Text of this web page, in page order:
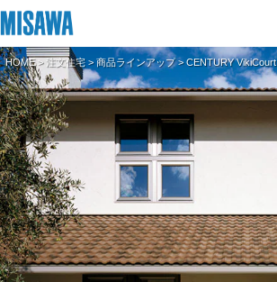
住まい
建てる [注文住宅]
商品ラインアップ
デザイン
テクノロジー（住まいの性能）
土地活用
個人のお客さま
賃貸住宅
リフォーム
戸建て・マンション
まちづくり
HOME> 注文住宅 >商品ラインアップ> CENTURY VikiCourt